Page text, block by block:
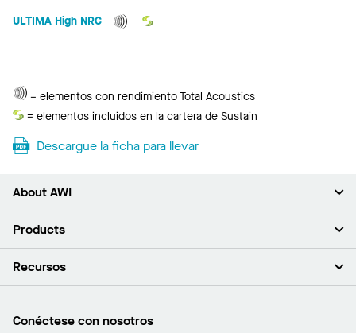
ULTIMA High NRC
Total
Acoustics
= elementos con rendimiento Total Acoustics
Sustain
= elementos incluidos en la cartera de Sustain
Descargue la ficha para llevar
About AWI
Acerca de nosotros
Sala de prensa
¿Cuáles son mis opciones de compra?
Products
Plafones
Capacidades personalizadas
Recursos
Buscar un distribuidor
Conéctese con nosotros